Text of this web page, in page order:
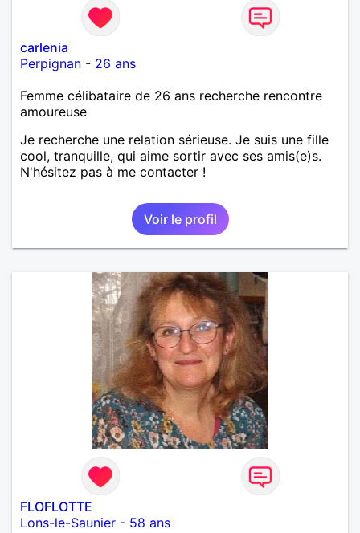
carlenia
Perpignan - 26 ans
Femme célibataire de 26 ans recherche rencontre
amoureuse
Je recherche une relation sérieuse. Je suis une fille
cool, tranquille, qui aime sortir avec ses amis(e)s.
N'hésitez pas à me contacter !
Voir le profil
FLOFLOTTE
Lons-le-Saunier - 58 ans